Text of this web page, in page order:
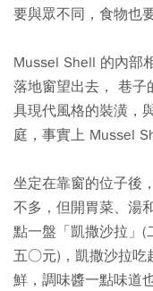
要與眾不同，食物也
Mussel Shell 的內部
落地窗望出去， 巷子
具現代風格的裝潢，
庭，事實上 Mussel
坐定在靠窗的位子後
不多，但開胃菜、湯
點一盤「凱撒沙拉」
五○元)，凱撒沙拉吃
鮮，調味醬一點味道